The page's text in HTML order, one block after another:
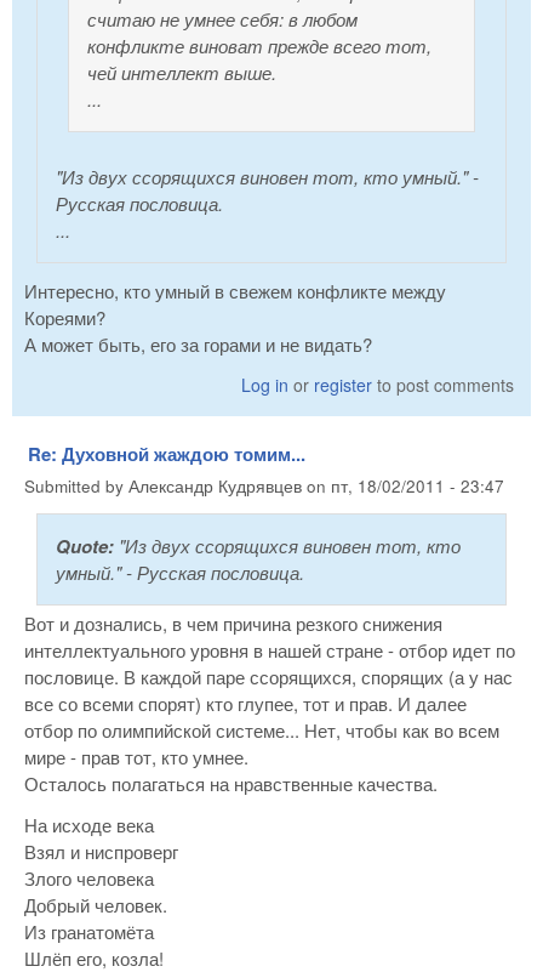
считаю не умнее себя: в любом
конфликте виноват прежде всего тот,
чей интеллект выше.
...
"Из двух ссорящихся виновен тот, кто умный." -
Русская пословица.
...
Интересно, кто умный в свежем конфликте между
Кореями?
А может быть, его за горами и не видать?
Log in or register to post comments
Re: Духовной жаждою томим...
Submitted by Александр Кудрявцев on пт, 18/02/2011 - 23:47
Quote: "Из двух ссорящихся виновен тот, кто
умный." - Русская пословица.
Вот и дознались, в чем причина резкого снижения
интеллектуального уровня в нашей стране - отбор идет по
пословице. В каждой паре ссорящихся, спорящих (а у нас
все со всеми спорят) кто глупее, тот и прав. И далее
отбор по олимпийской системе... Нет, чтобы как во всем
мире - прав тот, кто умнее.
Осталось полагаться на нравственные качества.
На исходе века
Взял и ниспроверг
Злого человека
Добрый человек.
Из гранатомёта
Шлёп его, козла!